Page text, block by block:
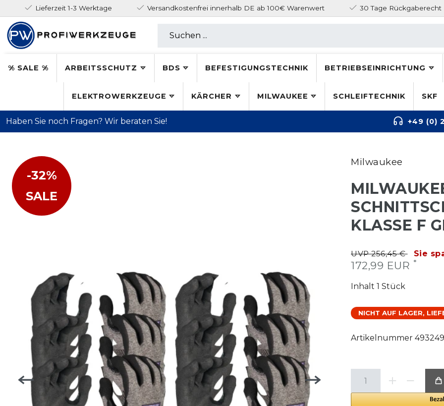
Lieferzeit 1-3 Werktage Versandkostenfrei innerhalb DE ab 100€ Warenwert 30 Tage Rückgaberecht
% SALE % ARBEITSSCHUTZ BDS BEFESTIGUNGSTECHNIK BETRIEBSEINRICHTUNG
ELEKTROWERKZEUGE KÄRCHER MILWAUKEE SCHLEIFTECHNIK SKF
Haben Sie noch Fragen? Wir beraten Sie! +49 (0)
-32%
SALE
Milwaukee
KLASSE F
UVP 256,45 € Sie
172,99 EUR *
Inhalt 1 Stück
NICHT AUF LAGER,
Artikelnummer